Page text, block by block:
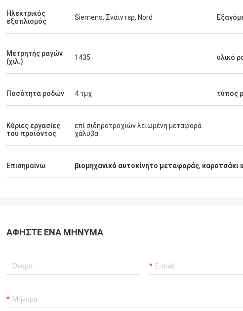
Ηλεκτρικός
εξοπλισμός
Siemens, Σνάιντερ, Nord
Μετρητής ραγών
(χιλ.)
1435 υλικό
Ποσότητα ροδών 4 τμχ τύπος
Κύριες εργασίες
του προϊόντος
επί σιδηροτροχιών λειωμένη μεταφορά
χάλυβα
Επισημαίνω βιομηχανικό αυτοκίνητο μεταφοράς, καροτσάκι
ΑΦΉΣΤΕ ΈΝΑ ΜΉΝΥΜΑ